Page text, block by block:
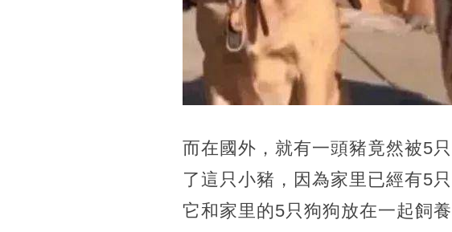
而在國外，就有一頭豬竟然被5
了這只小豬，因為家里已經有5
它和家里的5只狗狗放在一起飼